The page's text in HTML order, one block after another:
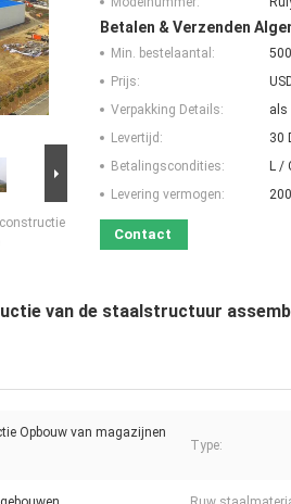
Betalen & Verzenden
Min. bestelaantal:
Prijs:
Verpakking Details:
als
Levertijd:
30
Betalingscondities:
L /
Levering vermogen:
Contact
van de staalstructuur
Opbouw van magazijnen
Type: